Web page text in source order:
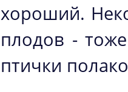
хороший.
плодов -
птички